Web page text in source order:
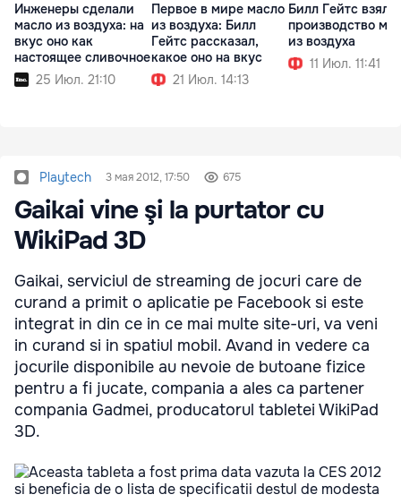
Инженеры сделали
масло из воздуха: на
вкус оно как
настоящее сливочное
25 Июл. 21:10
Первое в мире масло
из воздуха: Билл
Гейтс рассказал,
какое оно на вкус
21 Июл. 14:13
Билл Гейтс
производство
из воздуха
11 Июл. 11:41
Playtech 3 мая 2012, 17:50 675
Gaikai vine şi la purtator cu
WikiPad 3D
Gaikai, serviciul de streaming de jocuri care de
curand a primit o aplicatie pe Facebook si este
integrat in din ce in ce mai multe site-uri, va veni
in curand si in spatiul mobil. Avand in vedere ca
jocurile disponibile au nevoie de butoane fizice
pentru a fi jucate, compania a ales ca partener
compania Gadmei, producatorul tabletei WikiPad
3D.